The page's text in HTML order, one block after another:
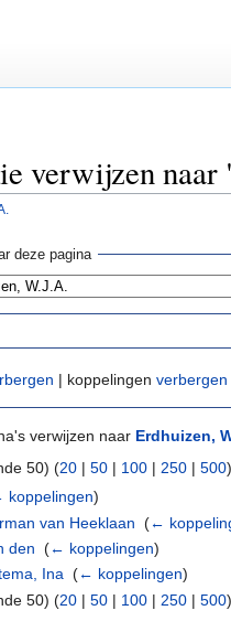
verwijzen
deze pagina
| koppelingen verbergen
verwijzen naar Erdhuizen,
50) (20 | 50 | 100 | 250 | 500
koppelingen)
van Heeklaan ‎(←
den ‎(← koppelingen)
Ina ‎(← koppelingen)
50) (20 | 50 | 100 | 250 | 500